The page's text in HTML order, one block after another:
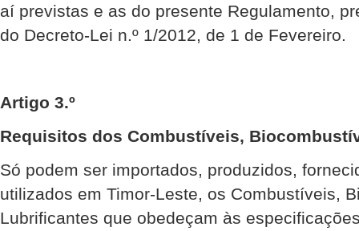
aí previstas e as do presente Regulamento,
do Decreto-Lei n.º 1/2012, de 1 de Fevereiro.
Artigo 3.º
Requisitos dos Combustíveis,
Só podem ser importados, produzidos,
utilizados em Timor-Leste, os Combustíveis,
Lubrificantes que obedeçam às